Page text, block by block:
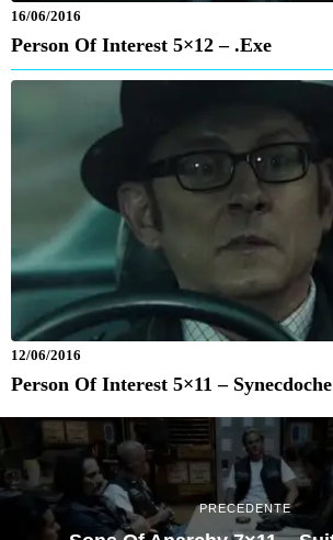
16/06/2016
Person Of Interest 5×12 – .exe
12/06/2016
Person Of Interest 5×11 – Synecdoche
PRECEDENTE